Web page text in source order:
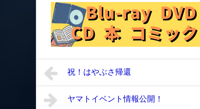
祝！はやぶさ帰還
ヤマトイベント情報公開！